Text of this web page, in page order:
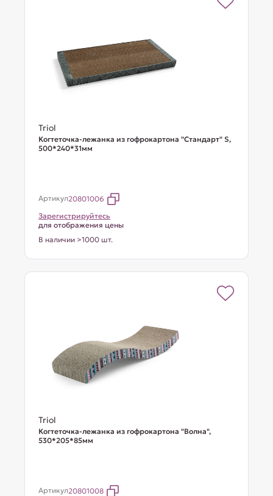
Triol
Когтеточка-лежанка из гофрокартона "Стандарт" S,
500*240*31мм
Артикул20801006
Зарегистрируйтесь
для отображения цены
В наличии >1000 шт.
Triol
Когтеточка-лежанка из гофрокартона "Волна",
530*205*85мм
Артикул20801008